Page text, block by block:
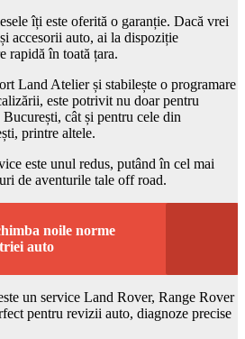
îți este oferită o garanție. Dacă vrei
accesorii auto, ai la dispoziție
rapidă în toată țara.
Land Atelier și stabilește o programare
este potrivit nu doar pentru
cât și pentru cele din
printre altele.
este unul redus, putând în cel mai
de aventurile tale off road.
noile norme
auto
un service Land Rover, Range Rover
pentru revizii auto, diagnoze precise